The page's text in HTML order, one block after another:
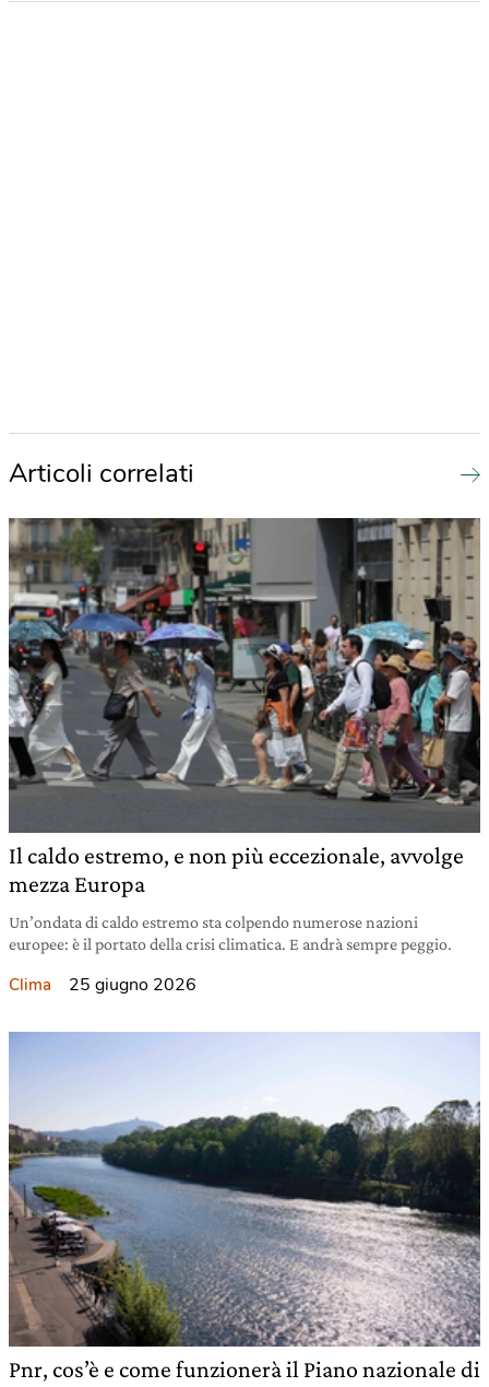
Articoli correlati
Il caldo estremo, e non più eccezionale, avvolge
mezza Europa
Un’ondata di caldo estremo sta colpendo numerose nazioni
europee: è il portato della crisi climatica. E andrà sempre peggio.
Clima 25 giugno 2026
Pnr, cos’è e come funzionerà il Piano nazionale di